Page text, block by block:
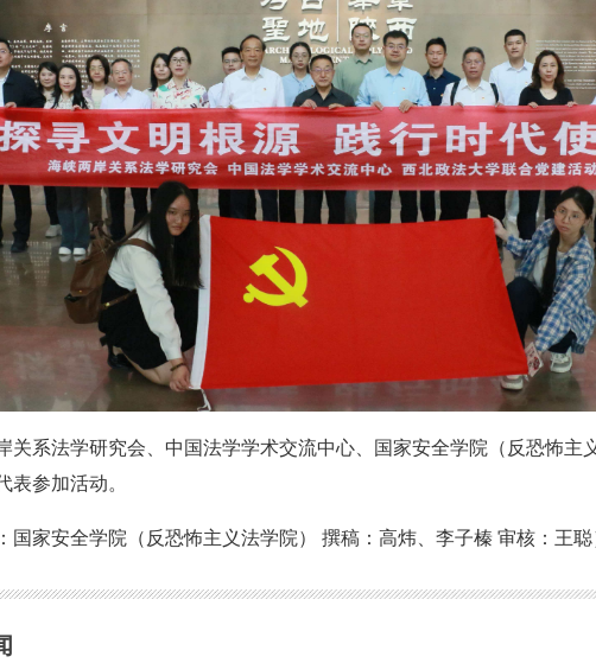
关系法学研究会、中国法学学术交流中心、国家安全学院（反恐怖主
表参加活动。
国家安全学院（反恐怖主义法学院） 撰稿：高炜、李子榛 审核：王聪